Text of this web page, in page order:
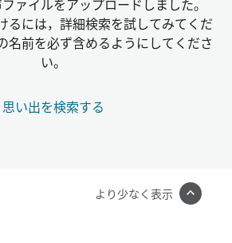
ァイルをアップロードしました。
るには，詳細検索を試してみてくだ
名前を必ず含めるようにしてくださ
い。
思い出を検索する
より少なく表示